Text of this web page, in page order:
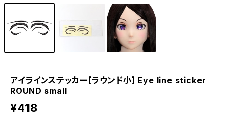
アイラインステッカー[ラウンド小] Eye line sticker
ROUND small
¥418